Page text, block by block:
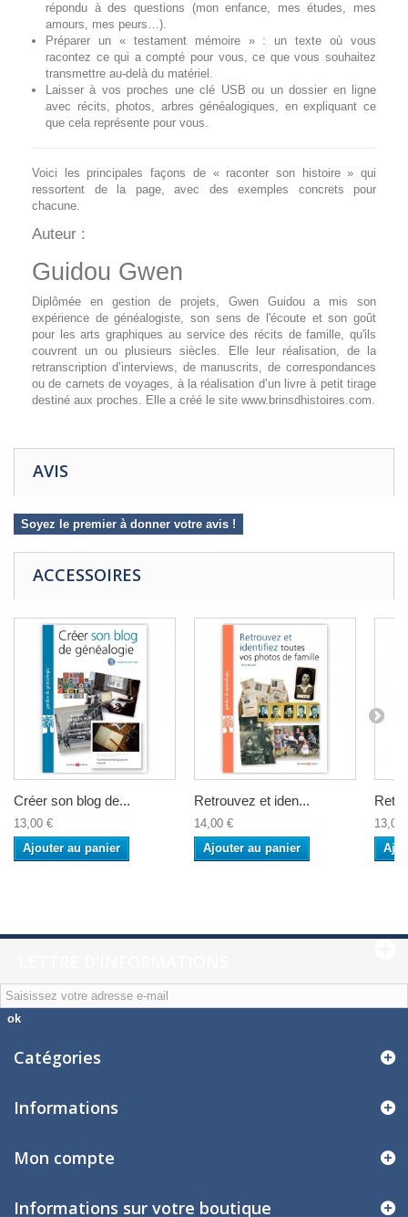
répondu à des questions (mon enfance, mes études, mes
amours, mes peurs…).
Préparer un « testament mémoire » : un texte où vous
racontez ce qui a compté pour vous, ce que vous souhaitez
transmettre au‑delà du matériel.
Laisser à vos proches une clé USB ou un dossier en ligne
avec récits, photos, arbres généalogiques, en expliquant ce
que cela représente pour vous.
Voici les principales façons de « raconter son histoire » qui
ressortent de la page, avec des exemples concrets pour
chacune.
Auteur :
Guidou Gwen
Diplômée en gestion de projets, Gwen Guidou a mis son
expérience de généalogiste, son sens de l'écoute et son goût
pour les arts graphiques au service des récits de famille, qu'ils
couvrent un ou plusieurs siècles. Elle leur réalisation, de la
retranscription d’interviews, de manuscrits, de correspondances
ou de carnets de voyages, à la réalisation d’un livre à petit tirage
destiné aux proches. Elle a créé le site www.brinsdhistoires.com.
AVIS
Soyez le premier à donner votre avis !
ACCESSOIRES
Créer son blog de...
13,00 €
Ajouter au panier
Retrouvez et iden...
14,00 €
Ajouter au panier
13,00
ok
Catégories
Informations
Mon compte
Informations sur votre boutique